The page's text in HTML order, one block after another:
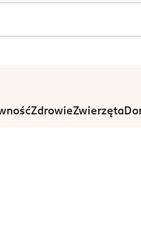
ZdrowieZwierzęta